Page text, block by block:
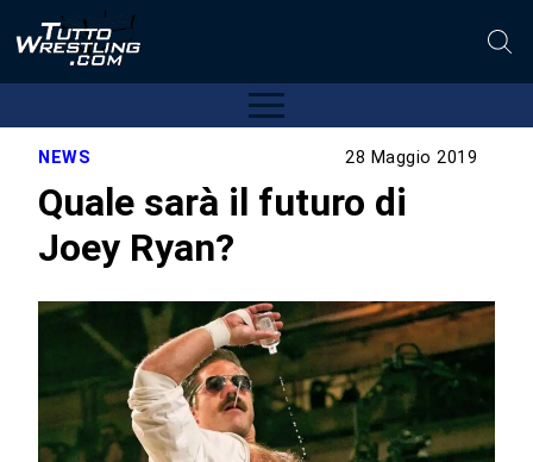
NEWS 28 Maggio 2019
Quale sarà il futuro di
Joey Ryan?